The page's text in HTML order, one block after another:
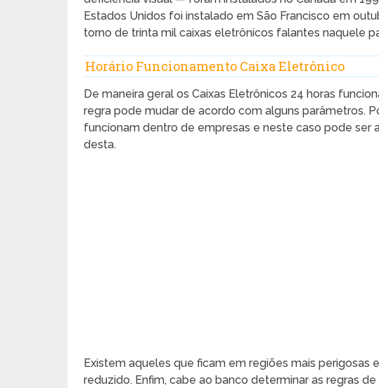
Estados Unidos foi instalado em São Francisco em
torno de trinta mil caixas eletrônicos falantes naquele
Horário Funcionamento Caixa Eletrônico
De maneira geral os Caixas Eletrônicos 24 horas
regra pode mudar de acordo com alguns parâmetros.
funcionam dentro de empresas e neste caso pode ser
desta.
Existem aqueles que ficam em regiões mais perigosas
reduzido. Enfim, cabe ao banco determinar as regras